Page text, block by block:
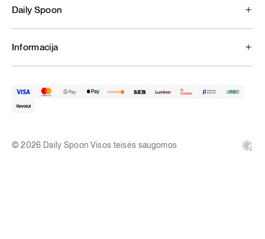
Daily Spoon
Informacija
© 2026 Daily Spoon Visos teisės saugomos